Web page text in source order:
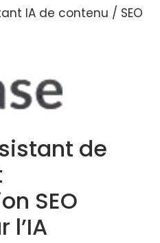
IA de contenu / SEO
de
SEO